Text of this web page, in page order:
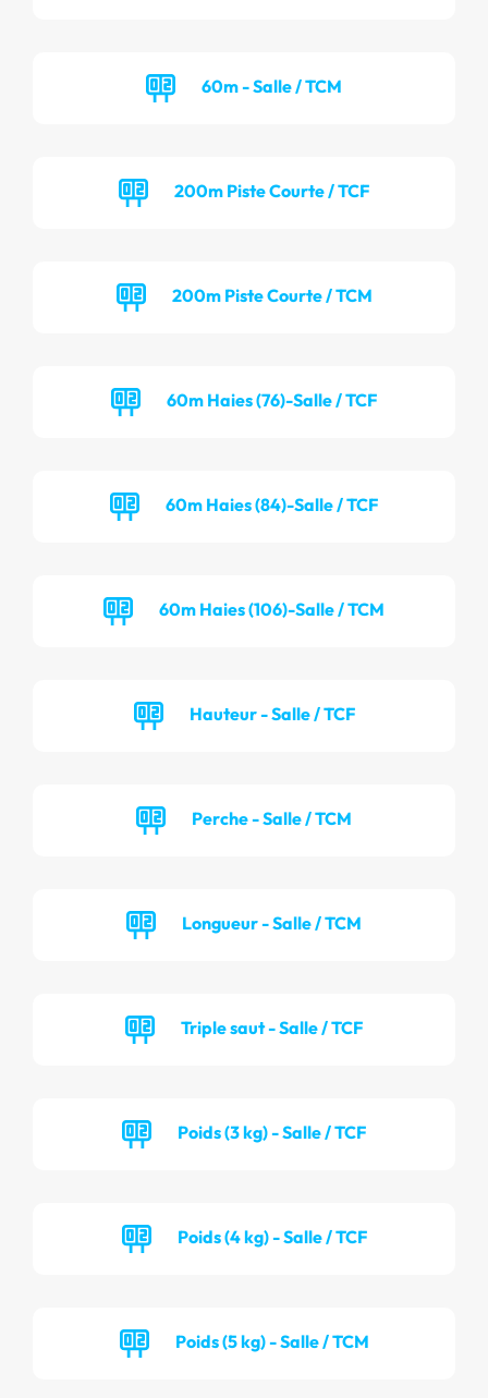
60m - Salle / TCM
200m Piste Courte / TCF
200m Piste Courte / TCM
60m Haies (76)-Salle / TCF
60m Haies (84)-Salle / TCF
60m Haies (106)-Salle / TCM
Hauteur - Salle / TCF
Perche - Salle / TCM
Longueur - Salle / TCM
Triple saut - Salle / TCF
Poids (3 kg) - Salle / TCF
Poids (4 kg) - Salle / TCF
Poids (5 kg) - Salle / TCM